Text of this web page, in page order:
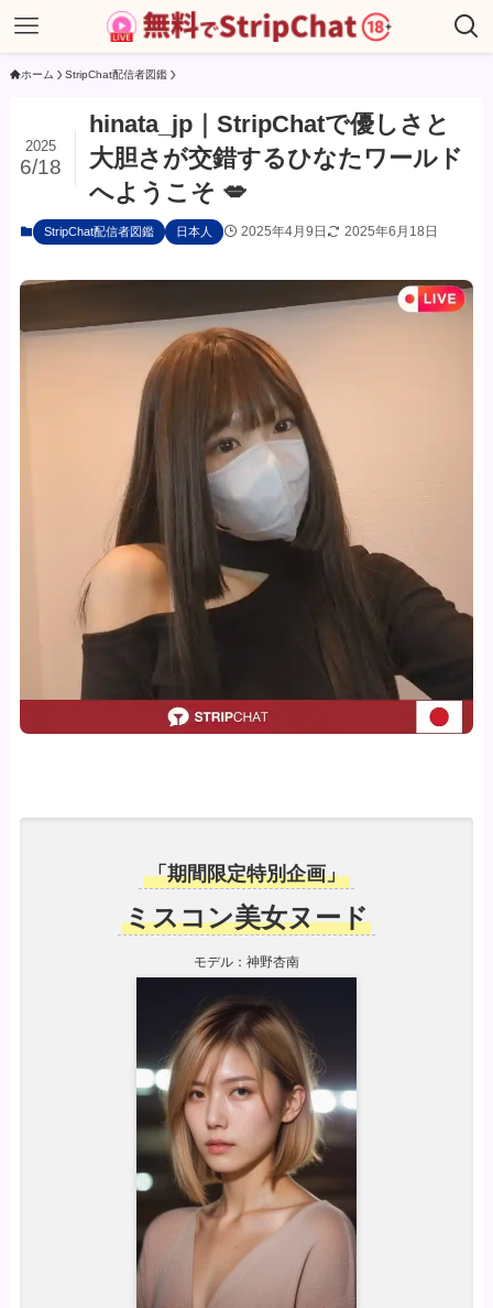
ホーム StripChat配信者図鑑
hinata_jp｜StripChatで優しさと
大胆さが交錯するひなたワールド
へようこそ 💋
2025
6/18
StripChat配信者図鑑 日本人 2025年4月9日 2025年6月18日
「期間限定特別企画」
ミスコン美女ヌード
モデル：神野杏南